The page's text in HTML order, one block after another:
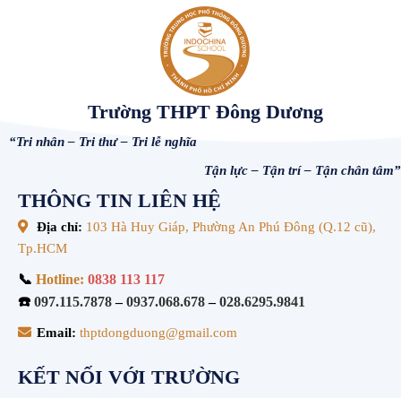
Trường THPT Đông Dương
“Tri nhân – Tri thư – Tri lễ nghĩa
Tận lực – Tận trí – Tận chân tâm”
THÔNG TIN LIÊN HỆ
Địa chỉ: 103 Hà Huy Giáp, Phường An Phú Đông (Q.12 cũ),
Tp.HCM
📞 Hotline: 0838 113 117
☎️ 097.115.7878–0937.068.678–028.6295.9841
Email: thptdongduong@gmail.com
KẾT NỐI VỚI TRƯỜNG